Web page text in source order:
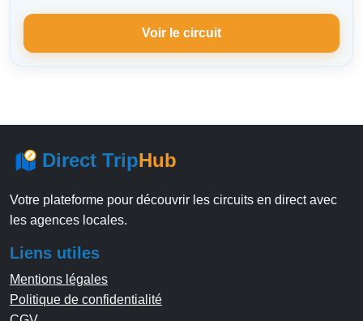
Voir le circuit
Direct TripHub
Votre plateforme pour découvrir les circuits en direct avec
les agences locales.
Liens utiles
Mentions légales
Politique de confidentialité